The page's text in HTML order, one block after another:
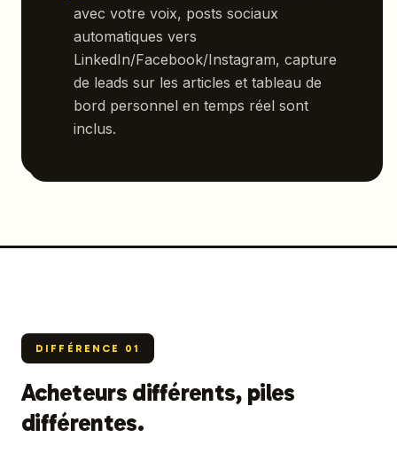
avec votre voix, posts sociaux
automatiques vers
LinkedIn/Facebook/Instagram, capture
de leads sur les articles et tableau de
bord personnel en temps réel sont
inclus.
DIFFÉRENCE 01
Acheteurs différents, piles
différentes.